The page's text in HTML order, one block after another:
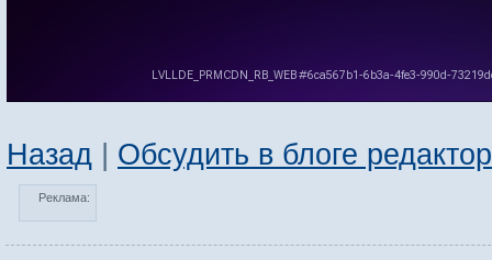
Назад | Обсудить в блоге
Реклама: